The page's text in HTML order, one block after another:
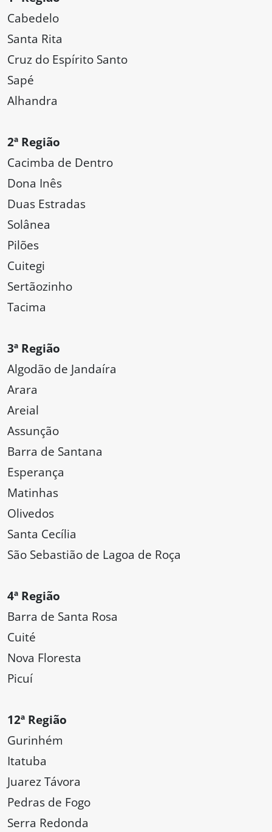
Cabedelo
Santa Rita
Cruz do Espírito Santo
Sapé
Alhandra
2ª Região
Cacimba de Dentro
Dona Inês
Duas Estradas
Solânea
Pilões
Cuitegi
Sertãozinho
Tacima
3ª Região
Algodão de Jandaíra
Arara
Areial
Assunção
Barra de Santana
Esperança
Matinhas
Olivedos
Santa Cecília
São Sebastião de Lagoa de Roça
4ª Região
Barra de Santa Rosa
Cuité
Nova Floresta
Picuí
12ª Região
Gurinhém
Itatuba
Juarez Távora
Pedras de Fogo
Serra Redonda